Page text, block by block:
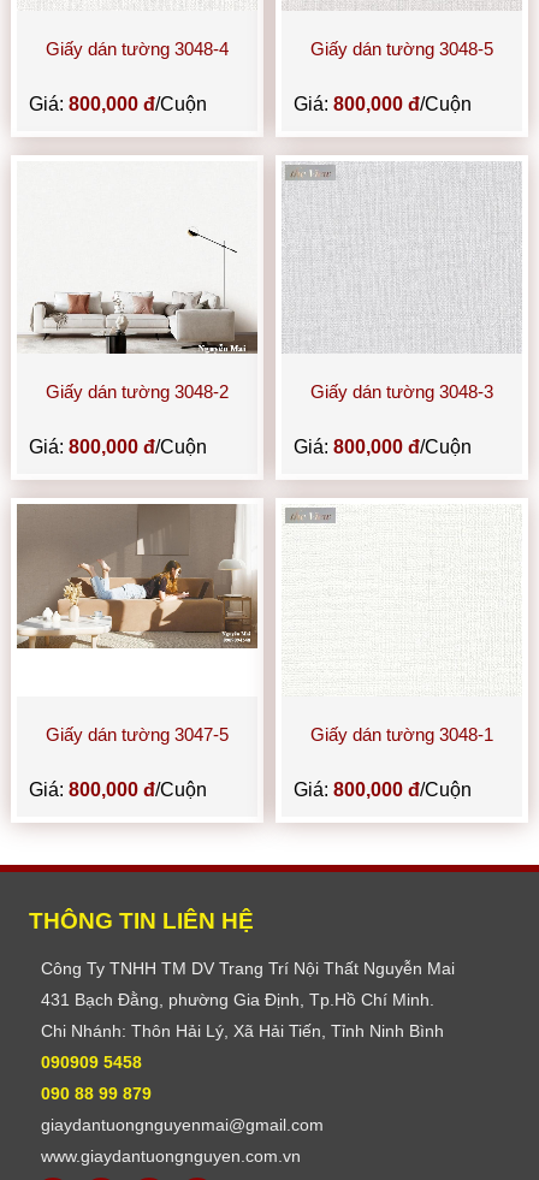
Giấy dán tường 3048-4
Giá:800,000 đ/Cuộn
Giấy dán tường 3048-5
Giá: 800,000 đ/Cuộn
Giấy dán tường 3048-2
Giá:800,000 đ/Cuộn
Giấy dán tường 3048-3
Giá: 800,000 đ/Cuộn
Giấy dán tường 3047-5
Giá:800,000 đ/Cuộn
Giấy dán tường 3048-1
Giá: 800,000 đ/Cuộn
THÔNG TIN LIÊN HỆ
Công Ty TNHH TM DV Trang Trí Nội Thất Nguyễn Mai
431 Bạch Đằng, phường Gia Định, Tp.Hồ Chí Minh.
Chi Nhánh: Thôn Hải Lý, Xã Hải Tiến, Tỉnh Ninh Bình
090909 5458
090 88 99 879
giaydantuongnguyenmai@gmail.com
www.giaydantuongnguyen.com.vn